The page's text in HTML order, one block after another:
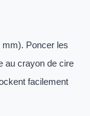
mm). Poncer les
au crayon de cire
facilement